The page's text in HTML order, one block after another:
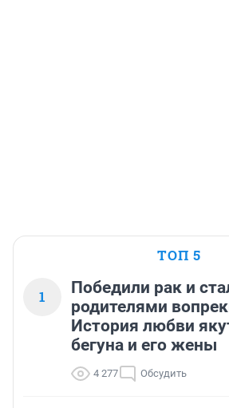
ТОП 5
1
Победили рак и
родителями
История любви
бегуна и его жены
4 277 Обсудить